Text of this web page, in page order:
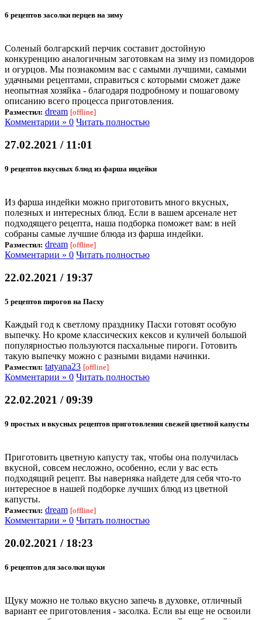
6 рецептов засолки перцев на зиму
Соленый болгарский перчик составит достойную
конкуренцию аналогичным заготовкам на зиму из помидоров
и огурцов. Мы познакомим вас с самыми лучшими, самыми
удачными рецептами, справиться с которыми сможет даже
неопытная хозяйка - благодаря подробному и пошаговому
описанию всего процесса приготовления.
Разместил: dream [offline]
Комментарии » 0 Читать полностью
27.02.2021 / 11:01
9 рецептов вкусных блюд из фарша индейки
Из фарша индейки можно приготовить много вкусных,
полезных и интересных блюд. Если в вашем арсенале нет
подходящего рецепта, наша подборка поможет вам: в ней
собраны самые лучшие блюда из фарша индейки.
Разместил: dream [offline]
Комментарии » 0 Читать полностью
22.02.2021 / 19:37
5 рецептов пирогов на Пасху
Каждый год к светлому празднику Пасхи готовят особую
выпечку. Но кроме классических кексов и куличей большой
популярностью пользуются пасхальные пироги. Готовить
такую выпечку можно с разными видами начинки.
Разместил: tatyana23 [offline]
Комментарии » 0 Читать полностью
22.02.2021 / 09:39
9 простых и вкусных рецептов приготовления свежей цветной капусты
Приготовить цветную капусту так, чтобы она получилась
вкусной, совсем несложно, особенно, если у вас есть
подходящий рецепт. Вы наверняка найдете для себя что-то
интересное в нашей подборке лучших блюд из цветной
капусты.
Разместил: dream [offline]
Комментарии » 0 Читать полностью
20.02.2021 / 18:23
6 рецептов для засолки щуки
Щуку можно не только вкусно запечь в духовке, отличный
вариант ее приготовления - засолка. Если вы еще не освоили